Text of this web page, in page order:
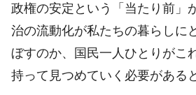
政権の安定という「当たり前」
治の流動化が私たちの暮らしに
ぼすのか、国民一人ひとりがこ
持って見つめていく必要がある